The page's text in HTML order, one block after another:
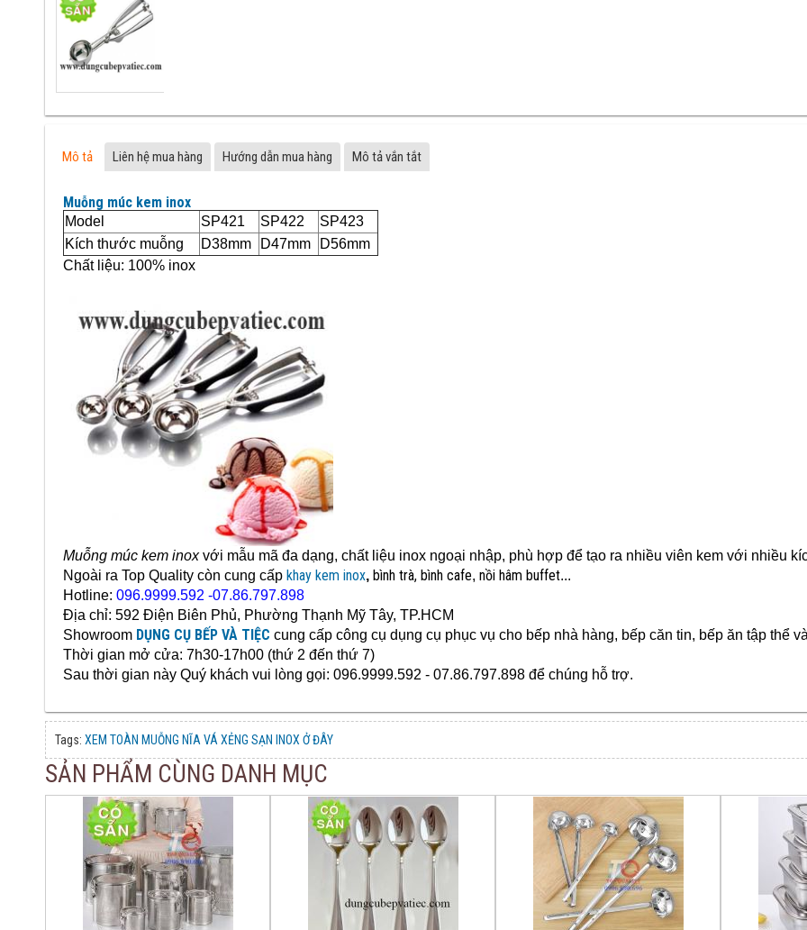
Mô tả Liên hệ mua hàng Hướng dẫn mua hàng Mô tả vắn tắt
Muỗng múc kem inox
Model SP421 SP422
SP423
Kích thước muỗng
D38mm D47mm
D56mm
Chất liệu: 100% inox
Muỗng múc kem inoxvới mẫu mã đa dạng, chất liệu inox ngoại nhập, phù hợp để tạo ra nhiều viên kem với nhiều
Ngoài ra Top Quality còn cung cấp khay kem inox, bình trà, bình cafe, nồi hâm buffet...
Hotline: 096.9999.592 -07.86.797.898
Địa chỉ: 592 Điện Biên Phủ, Phường Thạnh Mỹ Tây, TP.HCM
Showroom DỤNG CỤ BẾP VÀ TIỆC cung cấp công cụ dụng cụ phục vụ cho bếp nhà hàng, bếp căn tin, bếp ăn tập thể
Thời gian mở cửa: 7h30-17h00 (thứ 2 đến thứ 7)
Sau thời gian này Quý khách vui lòng gọi: 096.9999.592 - 07.86.797.898 để chúng hỗ trợ.
Tags: XEM TOÀN MUỖNG NĨA VÁ XẺNG SẠN INOX Ở ĐÂY
SẢN PHẨM CÙNG DANH MỤC